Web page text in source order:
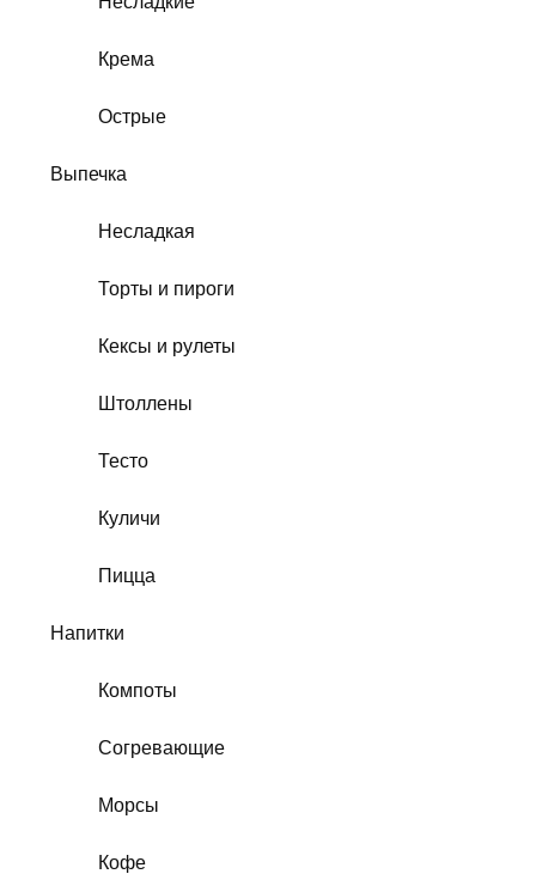
Крема
Острые
Выпечка
Несладкая
Торты и пироги
Кексы и рулеты
Штоллены
Тесто
Куличи
Пицца
Напитки
Компоты
Согревающие
Морсы
Кофе